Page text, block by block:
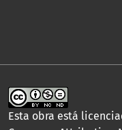
Esta obra está